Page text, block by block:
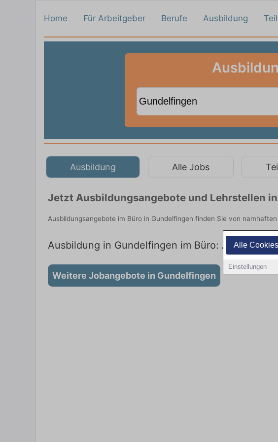
Alle
Einstellungen
Home Für Arbeitgeber Berufe Ausbildung
Ausbildung Alle Jobs
Jetzt Ausbildungsangebote und Lehrstellen
Ausbildungsangebote im Büro in Gundelfingen finden Sie von
Ausbildung in Gundelfingen im Büro: Aktuell
Weitere Jobangebote in Gundelfingen